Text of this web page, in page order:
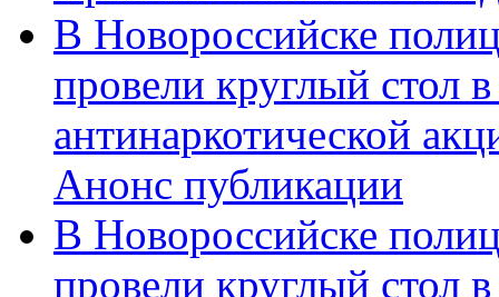
В Новороссийске
провели круглый стол
антинаркотической
Анонс публикации
В Новороссийске
провели круглый стол